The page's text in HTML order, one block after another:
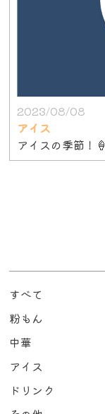
2023/08/08
アイス
アイスの季節！🍦
すべて
粉もん
中華
アイス
ドリンク